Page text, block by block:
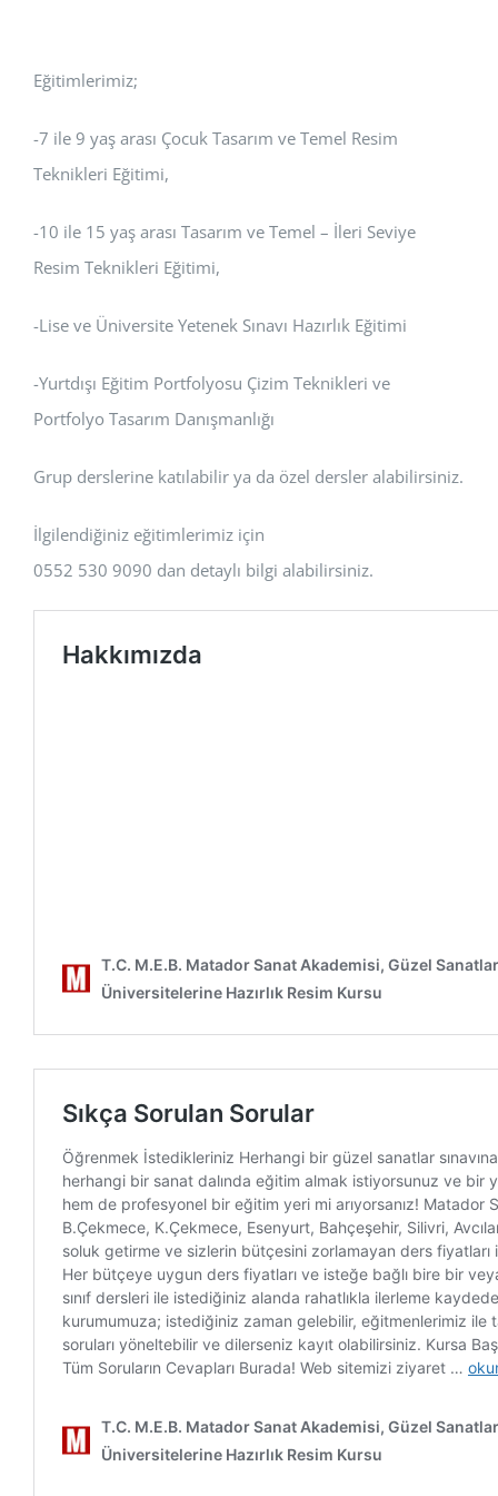
Eğitimlerimiz;
-7 ile 9 yaş arası Çocuk Tasarım ve Temel Resim
Teknikleri Eğitimi,
-10 ile 15 yaş arası Tasarım ve Temel – İleri Seviye
Resim Teknikleri Eğitimi,
-Lise ve Üniversite Yetenek Sınavı Hazırlık Eğitimi
-Yurtdışı Eğitim Portfolyosu Çizim Teknikleri ve
Portfolyo Tasarım Danışmanlığı
Grup derslerine katılabilir ya da özel dersler alabilirsiniz.
İlgilendiğiniz eğitimlerimiz için
0552 530 9090 dan detaylı bilgi alabilirsiniz.